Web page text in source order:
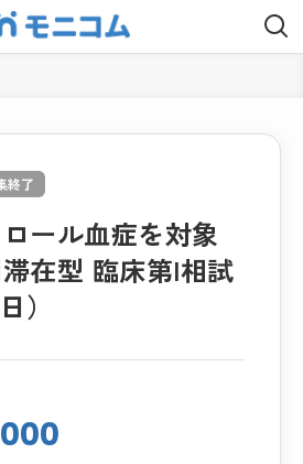
終了
ール血症を対象
在型 臨床第I相試
）